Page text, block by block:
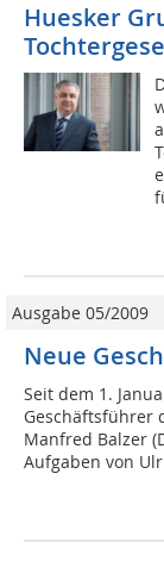
Huesker
Ausgabe 05/2009
Neue
Seit dem 1.
Geschäftsführer
Manfred Balzer
Aufgaben von